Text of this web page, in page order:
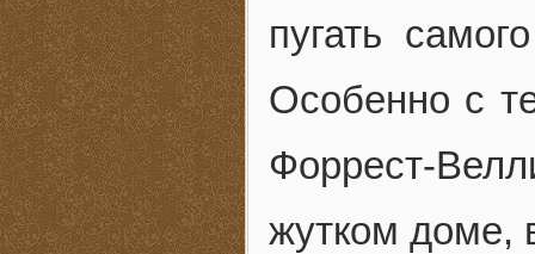
пугать
Особенно с
Форрест-
жутком доме,